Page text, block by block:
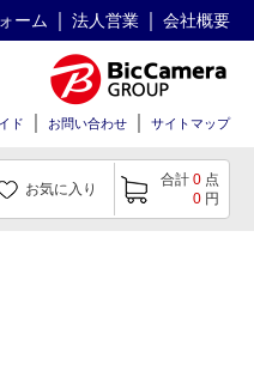
ーム 法人営業 会社概要
ド お問い合わせ サイトマップ
お気に入り
合計 0 点
0 円